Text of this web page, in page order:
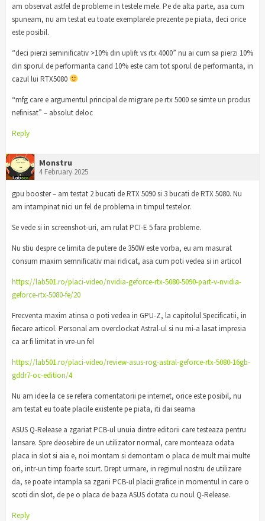
am observat astfel de probleme in testele mele. Pe de alta parte, asa cum
spuneam, nu am testat eu toate exemplarele prezente pe piata, deci orice
este posibil.
“deci pierzi seminificativ >10% din uplift vs rtx 4000” nu ai cum sa pierzi 10%
din sporul de performanta cand 10% este cam tot sporul de performanta, in
cazul lui RTX5080
“mfg care e argumentul principal de migrare pe rtx 5000 se simte un produs
nefinisat” – absolut deloc
Reply
Monstru
4 February 2025
gpu booster – am testat 2 bucati de RTX 5090 si 3 bucati de RTX 5080. Nu
am intampinat nici un fel de problema in timpul testelor.
Se vede si in screenshot-uri, am rulat PCI-E 5 fara probleme.
Nu stiu despre ce limita de putere de 350W este vorba, eu am masurat
consum maxim semnificativ mai ridicat, asa cum poti vedea si in articol
https://lab501.ro/placi-video/nvidia-geforce-rtx-5080-5090-part-v-nvidia-
geforce-rtx-5080-fe/20
Frecventa maxim atinsa o poti vedea in GPU-Z, la capitolul Specificatii, in
fiecare articol. Personal am overclockat Astral-ul si nu mi-a lasat impresia
ca ar fi limitat in vre-un fel
https://lab501.ro/placi-video/review-asus-rog-astral-geforce-rtx-5080-16gb-
gddr7-oc-edition/4
Nu am idee la ce se refera comentatorii pe internet, orice este posibil, nu
am testat eu toate placile existente pe piata, iti dai seama
ASUS Q-Release a zgariat PCB-ul unuia dintre editorii care testeaza pentru
lansare. Spre deosebire de un utilizator normal, care monteaza odata
placa in slot si aia e, noi montam si demontam o placa de mult mai multe
ori, intr-un timp foarte scurt. Drept urmare, in regimul nostru de utilizare
da, se poate intampla sa zgarii PCB-ul placii grafice in momentul in care o
scoti din slot, de pe o placa de baza ASUS dotata cu noul Q-Release.
Reply